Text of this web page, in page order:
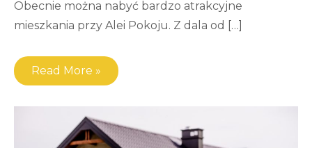
Obecnie można nabyć bardzo atrakcyjne
mieszkania przy Alei Pokoju. Z dala od […]
Read More »